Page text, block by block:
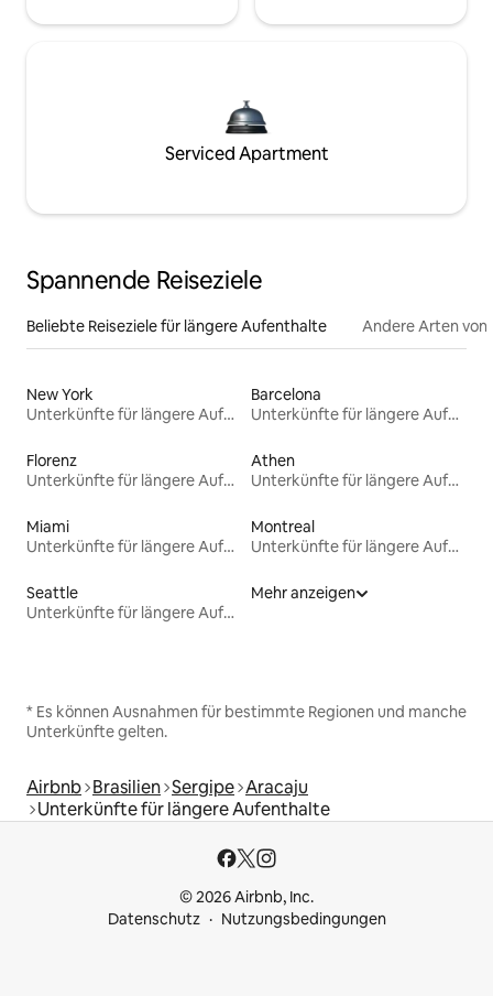
Serviced Apartment
Spannende Reiseziele
Beliebte Reiseziele für längere Aufenthalte Andere Arten
New York
Unterkünfte für längere Aufenthalte
Barcelona
Unterkünfte für längere Aufenthalte
Florenz
Unterkünfte für längere Aufenthalte
Athen
Unterkünfte für längere Aufenthalte
Miami
Unterkünfte für längere Aufenthalte
Montreal
Unterkünfte für längere Aufenthalte
Seattle
Unterkünfte für längere Aufenthalte
Mehr anzeigen
* Es können Ausnahmen für bestimmte Regionen und manche
Unterkünfte gelten.
Airbnb Brasilien Sergipe Aracaju
Unterkünfte für längere Aufenthalte
© 2026 Airbnb, Inc.
Datenschutz
Nutzungsbedingungen